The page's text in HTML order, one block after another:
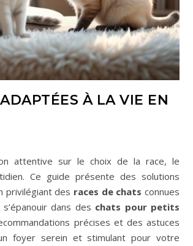
À LA VIE EN
attentive sur le choix de la race, le
Ce guide présente des solutions
privilégiant des races de chats connues
dans des chats pour petits
précises et des astuces
foyer serein et stimulant pour votre